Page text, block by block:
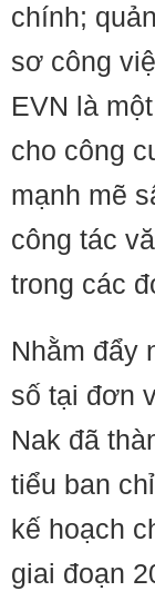
chính;
sơ công
EVN là
cho công
mạnh mẽ
công tác
trong các
Nhằm đẩy
số tại đơn
Nak đã
tiểu ban
kế hoạch
giai đoạn